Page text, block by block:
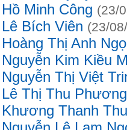
Hồ Minh Công (23/
Lê Bích Viên (23/
Hoàng Thị Anh
Nguyễn Kim Kiều
Nguyễn Thị Việt
Lê Thị Thu Phương
Khương Thanh